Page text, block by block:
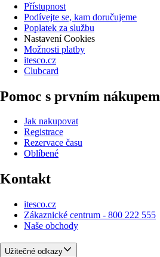
Přístupnost
Podívejte se, kam doručujeme
Poplatek za službu
Nastavení Cookies
Možnosti platby
itesco.cz
Clubcard
Pomoc s prvním nákupem
Jak nakupovat
Registrace
Rezervace času
Oblíbené
Kontakt
itesco.cz
Zákaznické centrum - 800 222 555
Naše obchody
Užitečné odkazy